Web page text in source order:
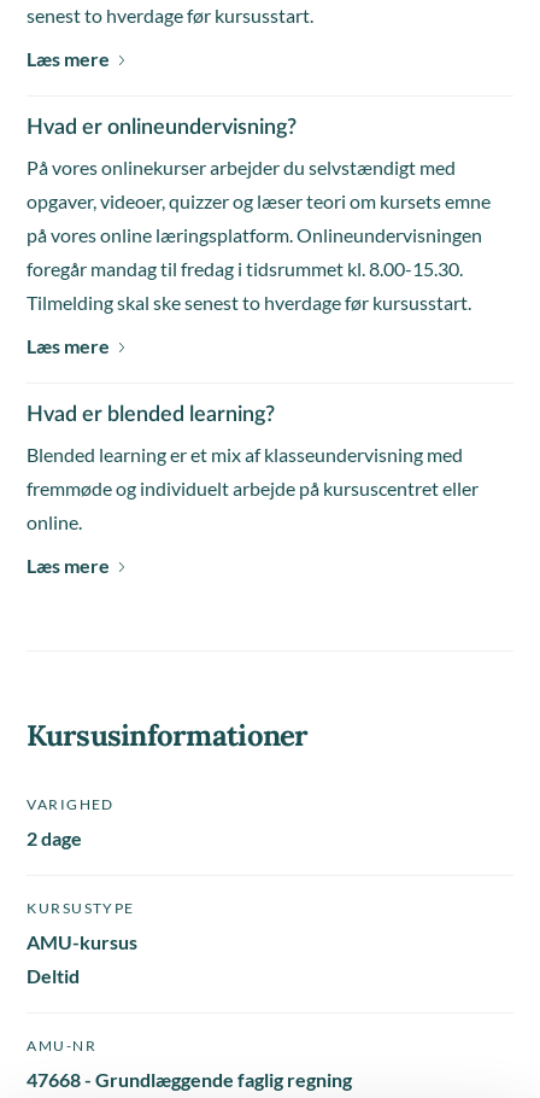
senest to hverdage før kursusstart.
Læs mere
Hvad er onlineundervisning?
På vores onlinekurser arbejder du selvstændigt med
opgaver, videoer, quizzer og læser teori om kursets emne
på vores online læringsplatform. Onlineundervisningen
foregår mandag til fredag i tidsrummet kl. 8.00-15.30.
Tilmelding skal ske senest to hverdage før kursusstart.
Læs mere
Hvad er blended learning?
Blended learning er et mix af klasseundervisning med
fremmøde og individuelt arbejde på kursuscentret eller
online.
Læs mere
Kursusinformationer
VARIGHED
2 dage
KURSUSTYPE
AMU-kursus
Deltid
AMU-NR
47668 - Grundlæggende faglig regning